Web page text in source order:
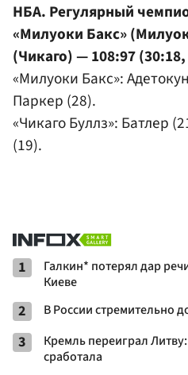
НБА. Регулярный
«Милуоки Бакс»
(Чикаго) — 108:97
«Милуоки Бакс»:
Паркер (28).
«Чикаго Буллз»: Батлер
(19).
1
Галкин* потерял дар
Киеве
2 В России стремительно
3
Кремль переиграл
сработала